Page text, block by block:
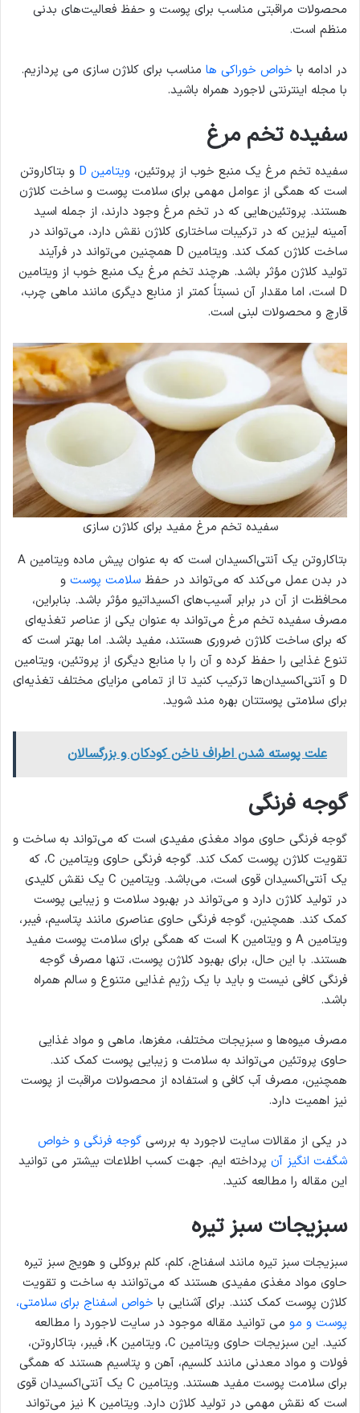
محصولات مراقبتی مناسب برای پوست و حفظ فعالیت‌های بدنی
منظم است.
در ادامه با خواص خوراکی ها مناسب برای کلاژن سازی می پردازیم.
با مجله اینترنتی لاجورد همراه باشید.
سفیده تخم مرغ
سفیده تخم مرغ یک منبع خوب از پروتئین، ویتامین D
و بتاکاروتن
است که همگی از عوامل مهمی برای سلامت پوست و ساخت کلاژن
هستند. پروتئین‌هایی که در تخم مرغ وجود دارند، از جمله اسید
آمینه لیزین که در ترکیبات ساختاری کلاژن نقش دارد، می‌تواند در
ساخت کلاژن کمک کند. ویتامین D همچنین می‌تواند در فرآیند
تولید کلاژن مؤثر باشد. هرچند تخم مرغ یک منبع خوب از ویتامین
D است، اما مقدار آن نسبتاً کمتر از منابع دیگری مانند ماهی چرب،
قارچ و محصولات لبنی است.
سفیده تخم مرغ مفید برای کلاژن سازی
بتاکاروتن یک آنتی‌اکسیدان است که به عنوان پیش ماده ویتامین A
در بدن عمل می‌کند که می‌تواند در حفظ سلامت پوست و
محافظت از آن در برابر آسیب‌های اکسیداتیو مؤثر باشد. بنابراین،
مصرف سفیده تخم مرغ می‌تواند به عنوان یکی از عناصر تغذیه‌ای
که برای ساخت کلاژن ضروری هستند، مفید باشد. اما بهتر است که
تنوع غذایی را حفظ کرده و آن را با منابع دیگری از پروتئین، ویتامین
D و آنتی‌اکسیدان‌ها ترکیب کنید تا از تمامی مزایای مختلف تغذیه‌ای
برای سلامتی پوستتان بهره مند شوید.
علت پوسته شدن اطراف ناخن کودکان و بزرگسالان
گوجه فرنگی
گوجه فرنگی حاوی مواد مغذی مفیدی است که می‌تواند به ساخت و
تقویت کلاژن پوست کمک کند. گوجه فرنگی حاوی ویتامین C، که
یک آنتی‌اکسیدان قوی است، می‌باشد. ویتامین C یک نقش کلیدی
در تولید کلاژن دارد و می‌تواند در بهبود سلامت و زیبایی پوست
کمک کند. همچنین، گوجه فرنگی حاوی عناصری مانند پتاسیم، فیبر،
ویتامین A و ویتامین K است که همگی برای سلامت پوست مفید
هستند. با این حال، برای بهبود کلاژن پوست، تنها مصرف گوجه
فرنگی کافی نیست و باید با یک رژیم غذایی متنوع و سالم همراه
باشد.
مصرف میوه‌ها و سبزیجات مختلف، مغزها، ماهی و مواد غذایی
حاوی پروتئین می‌تواند به سلامت و زیبایی پوست کمک کند.
همچنین، مصرف آب کافی و استفاده از محصولات مراقبت از پوست
نیز اهمیت دارد.
در یکی از مقالات سایت لاجورد به بررسی گوجه فرنگی و خواص
شگفت انگیز آن پرداخته ایم. جهت کسب اطلاعات بیشتر می توانید
این مقاله را مطالعه کنید.
سبزیجات سبز تیره
سبزیجات سبز تیره مانند اسفناج، کلم، کلم بروکلی و هویج سبز تیره
حاوی مواد مغذی مفیدی هستند که می‌توانند به ساخت و تقویت
کلاژن پوست کمک کنند. برای آشنایی با خواص اسفناج برای سلامتی،
پوست و مو می توانید مقاله موجود در سایت لاجورد را مطالعه
کنید. این سبزیجات حاوی ویتامین C، ویتامین K، فیبر، بتاکاروتن،
فولات و مواد معدنی مانند کلسیم، آهن و پتاسیم هستند که همگی
برای سلامت پوست مفید هستند. ویتامین C یک آنتی‌اکسیدان قوی
است که نقش مهمی در تولید کلاژن دارد. ویتامین K نیز می‌تواند